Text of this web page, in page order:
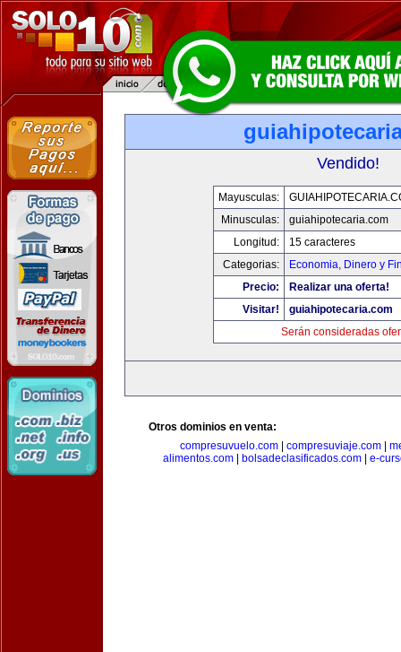
Vendido!
Mayusculas:
Minusculas:
guiahipotecaria.com
Longitud:
15 caracteres
Categorias:
Economia, Dinero y
Precio:
Realizar una oferta!
Visitar!
guiahipotecaria.com
Serán consideradas
Otros dominios en venta:
compresuvuelo.com
compresuviaje.com
alimentos.com
bolsadeclasificados.com e-